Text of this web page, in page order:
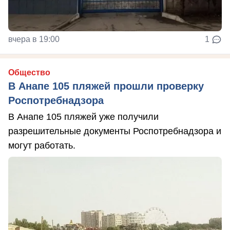
вчера в 19:00 1
Общество
В Анапе 105 пляжей прошли проверку
Роспотребнадзора
В Анапе 105 пляжей уже получили
разрешительные документы Роспотребнадзора и
могут работать.